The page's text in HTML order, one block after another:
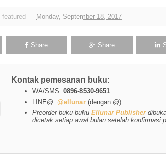
featured Monday, September 18, 2017
Share Share
Kontak pemesanan buku:
WA/SMS:0896-8530-9651
LINE@:@ellunar (dengan @)
Preorder buku-bukuEllunar Publisher
dicetak setiap awal bulan setelah konfirmasi